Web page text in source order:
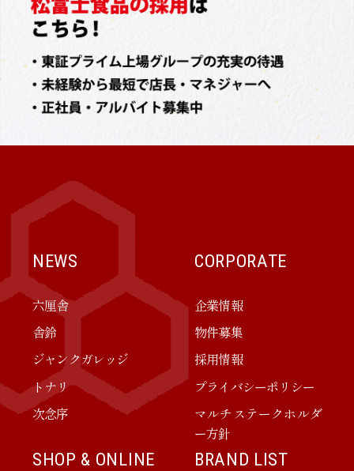
NEWS
六厘舎
舎鈴
ジャンクガレッジ
トナリ
次念序
CORPORATE
企業情報
物件募集
採用情報
プライバシーポリシー
マルチステークホルダ
ー方針
SHOP & ONLINE BRAND LIST